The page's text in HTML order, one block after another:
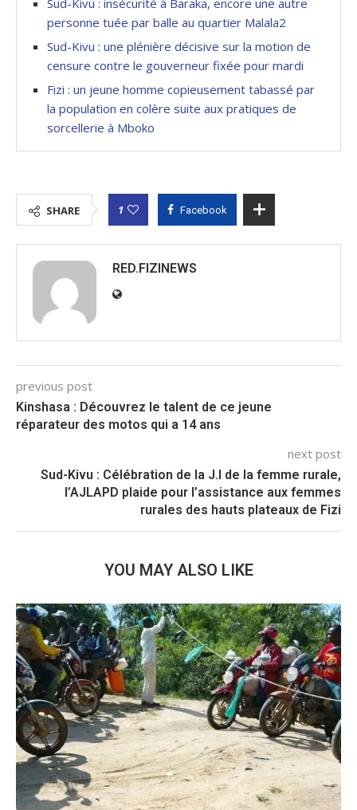
personne tuée par balle au quartier Malala2
Sud-Kivu : une plénière décisive sur la motion de
censure contre le gouverneur fixée pour mardi
Fizi : un jeune homme copieusement tabassé par
la population en colère suite aux pratiques de
sorcellerie à Mboko
SHARE 1 Facebook
RED.FIZINEWS
previous post
Kinshasa : Découvrez le talent de ce jeune
réparateur des motos qui a 14 ans
next post
Sud-Kivu : Célébration de la J.I de la femme rurale,
l’AJLAPD plaide pour l’assistance aux femmes
rurales des hauts plateaux de Fizi
YOU MAY ALSO LIKE